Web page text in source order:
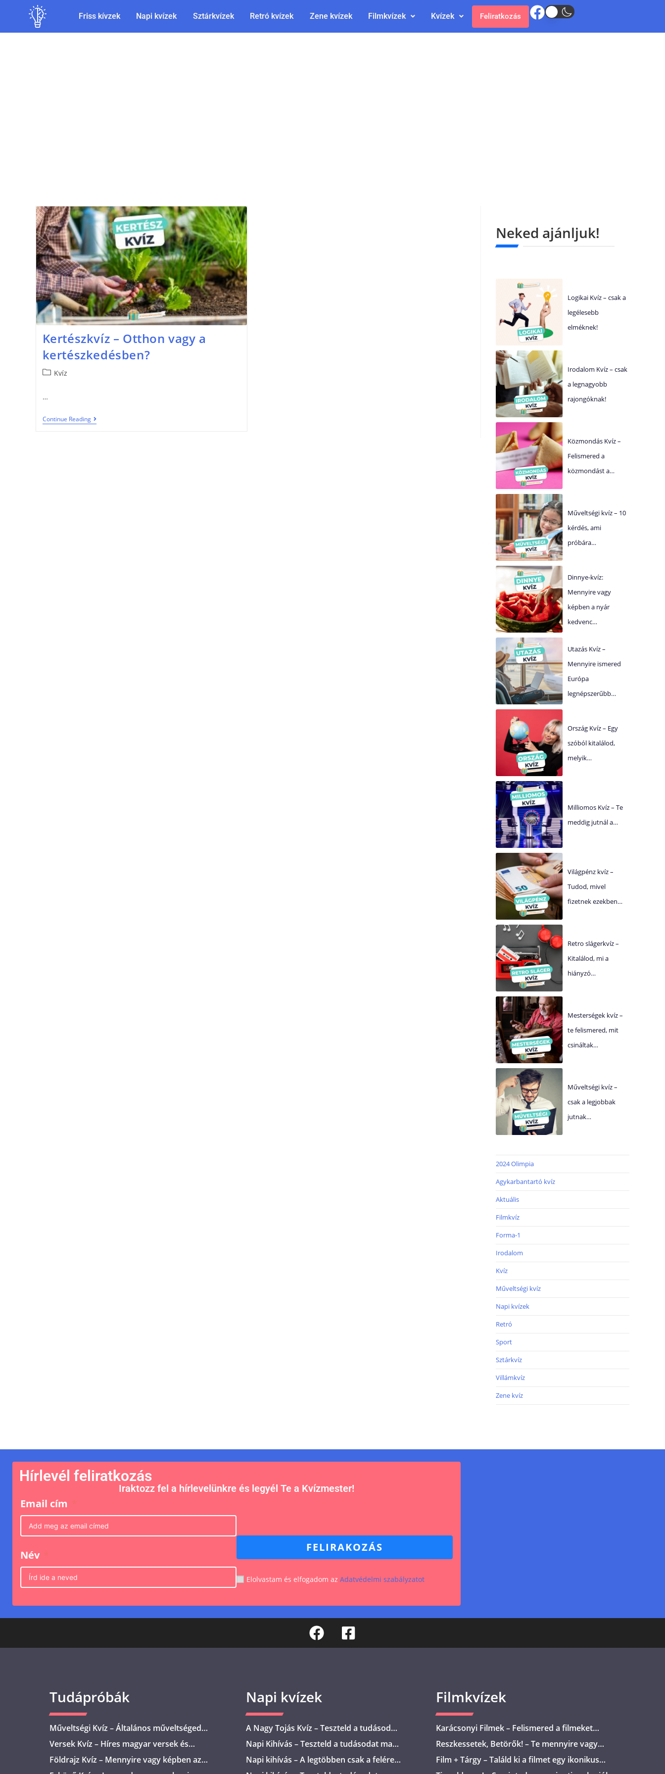
Friss kívzek Napi kvízek Sztárkvízek Retró kvízek Zene kvízek Filmkvízek Kvízek Feliratkozás
Kertészkvíz – Otthon vagy a
kertészkedésben?
Kvíz
…
Continue Reading
Neked ajánljuk!
Logikai Kvíz – csak a
legélesebb
elméknek!
Irodalom Kvíz – csak
a legnagyobb
rajongóknak!
Közmondás Kvíz –
Felismered a
közmondást a…
Műveltségi kvíz – 10
kérdés, ami
próbára…
Dinnye-kvíz:
Mennyire vagy
képben a nyár
kedvenc…
Utazás Kvíz –
Mennyire ismered
Európa
legnépszerűbb…
Ország Kvíz – Egy
szóból kitalálod,
melyik…
Milliomos Kvíz – Te
meddig jutnál a…
Világpénz kvíz –
Tudod, mivel
fizetnek ezekben…
Retro slágerkvíz –
Kitalálod, mi a
hiányzó…
Mesterségek kvíz –
te felismered, mit
csináltak…
Műveltségi kvíz –
csak a legjobbak
jutnak…
2024 Olimpia
Agykarbantartó kvíz
Aktuális
Filmkvíz
Forma-1
Irodalom
Kvíz
Műveltségi kvíz
Napi kvízek
Retró
Sport
Sztárkvíz
Villámkvíz
Zene kvíz
Hírlevél feliratkozás
Iraktozz fel a hírlevelünkre és legyél Te a Kvízmester!
Email cím
Név
FELIRAKOZÁS
Elolvastam és elfogadom az Adatvédelmi szabályzatot
Tudápróbák
Műveltségi Kvíz – Általános műveltséged
teszteljük – 10 kérdéssel!
Versek Kvíz – Híres magyar versek és
költőik
Földrajz Kvíz – Mennyire vagy képben az
alapokkal?
Napi kvízek
A Nagy Tojás Kvíz – Teszteld a tudásod
ezzel a10 kérdéssel!
Napi Kihívás – Teszteld a tudásodat ma
Napi kihívás – A legtöbben csak a felére
tudják a választ!
Filmkvízek
Karácsonyi Filmek – Felismered a filmeket
egyetlen jelenetből?
Reszkessetek, Betörők! – Te mennyire vagy
Kevin kalandjainak ismerője?
Film + Tárgy – Találd ki a filmet egy ikonikus
tárgy alapján!